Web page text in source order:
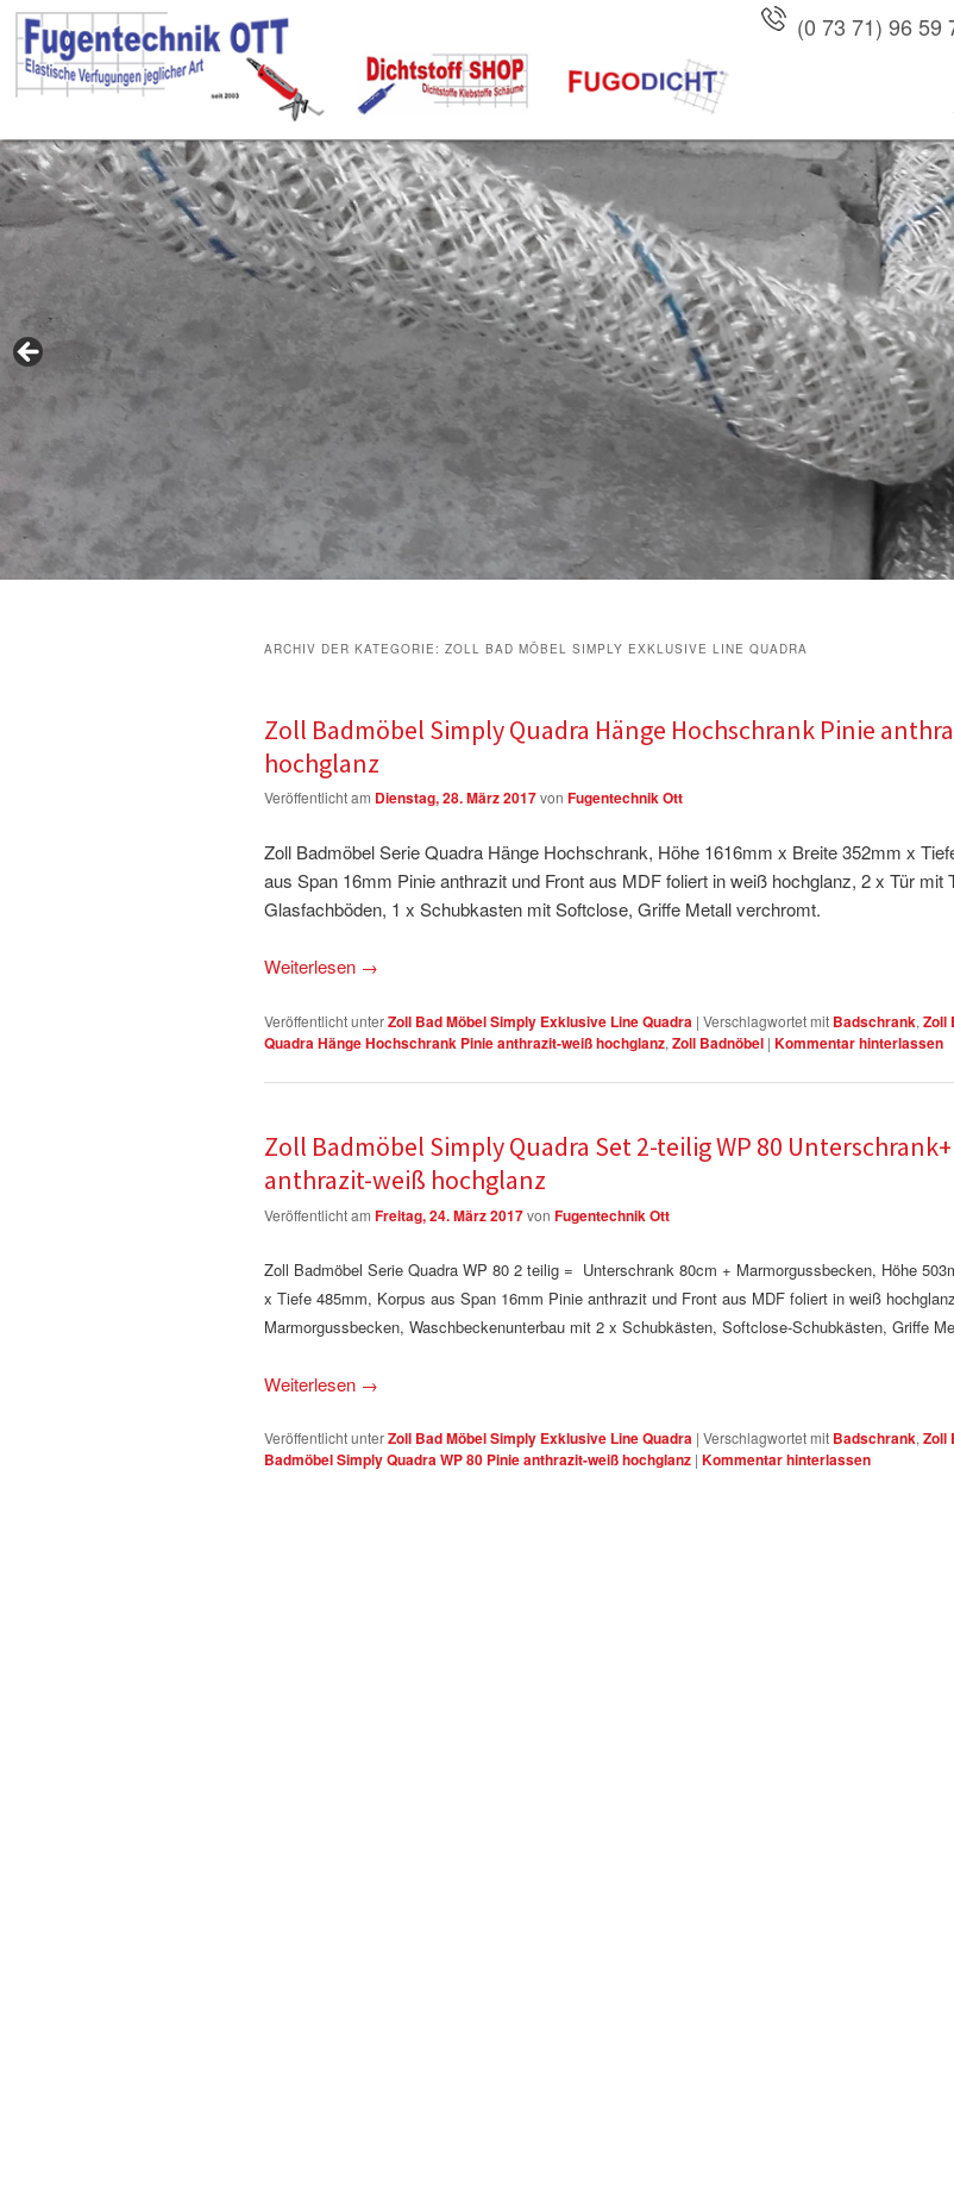
(0 73 71) 96 59
ARCHIV DER KATEGORIE: ZOLL BAD MÖBEL SIMPLY EXKLUSIVE LINE QUADRA
Zoll Badmöbel Simply Quadra Hänge Hochschrank Pinie
hochglanz
Veröffentlicht am Dienstag, 28. März 2017von Fugentechnik Ott
Zoll Badmöbel Serie Quadra Hänge Hochschrank, Höhe 1616mm x Breite 352mm x
aus Span 16mm Pinie anthrazit und Front aus MDF foliert in weiß hochglanz, 2 x Tür mit
Glasfachböden, 1 x Schubkasten mit Softclose, Griffe Metall verchromt.
Weiterlesen →
Veröffentlicht unterZoll Bad Möbel Simply Exklusive Line Quadra | Verschlagwortet mit Badschrank, Zoll
Quadra Hänge Hochschrank Pinie anthrazit-weiß hochglanz, Zoll Badnöbel | Kommentar hinterlassen
Zoll Badmöbel Simply Quadra Set 2-teilig WP 80
anthrazit-weiß hochglanz
Veröffentlicht am Freitag, 24. März 2017von Fugentechnik Ott
Zoll Badmöbel Serie Quadra WP 80 2 teilig = Unterschrank 80cm + Marmorgussbecken, Höhe
x Tiefe 485mm, Korpus aus Span 16mm Pinie anthrazit und Front aus MDF foliert in weiß
Marmorgussbecken, Waschbeckenunterbau mit 2 x Schubkästen, Softclose-Schubkästen, Griffe
Weiterlesen →
Veröffentlicht unterZoll Bad Möbel Simply Exklusive Line Quadra | Verschlagwortet mit Badschrank, Zoll
Badmöbel Simply Quadra WP 80 Pinie anthrazit-weiß hochglanz | Kommentar hinterlassen